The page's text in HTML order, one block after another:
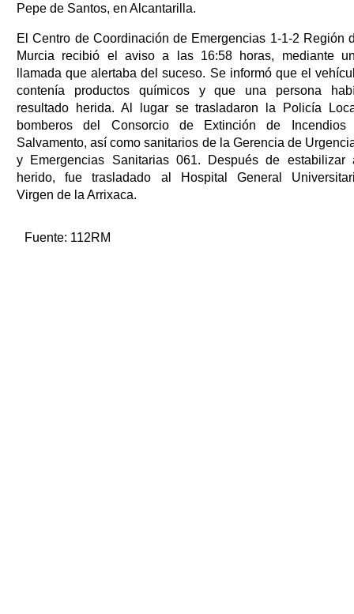
Pepe de Santos, en Alcantarilla.
El Centro de Coordinación de Emergencias 1-1-2 Región
Murcia recibió el aviso a las 16:58 horas, mediante
llamada que alertaba del suceso. Se informó que el
contenía productos químicos y que una persona
resultado herida. Al lugar se trasladaron la Policía
bomberos del Consorcio de Extinción de Incendios
Salvamento, así como sanitarios de la Gerencia de
y Emergencias Sanitarias 061. Después de estabilizar
herido, fue trasladado al Hospital General
Virgen de la Arrixaca.
Fuente: 112RM